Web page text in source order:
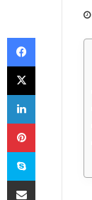
Facebook
X
LinkedIn
Pinterest
Skype
E-Posta ile paylaş